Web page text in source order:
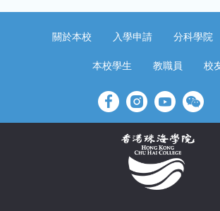
關於本校 入學申請 分科學院
本校學生 教職員 校